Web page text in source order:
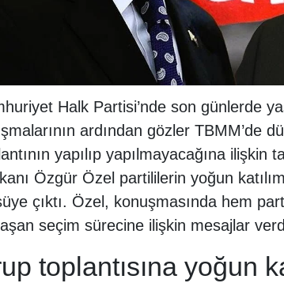
Halk Partisi’nde son günlerde
ardından gözler TBMM’de
yapılıp yapılmayacağına
Özgür Özel partililerin yoğun
çıktı. Özel, konuşmasında hem
seçim sürecine ilişkin mesajlar
toplantısına yoğun